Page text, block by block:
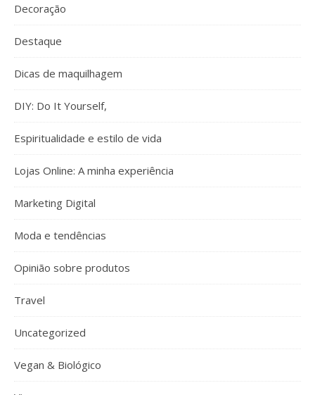
Decoração
Destaque
Dicas de maquilhagem
DIY: Do It Yourself,
Espiritualidade e estilo de vida
Lojas Online: A minha experiência
Marketing Digital
Moda e tendências
Opinião sobre produtos
Travel
Uncategorized
Vegan & Biológico